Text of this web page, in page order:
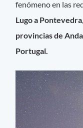
fenómeno en las
Lugo a Pontevedra
provincias de
Portugal.